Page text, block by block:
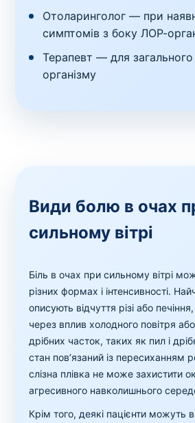
Отоларинголог — при
симптомів з боку ЛОР-
Терапевт — для
організму
Види болю в очах
сильному вітрі
Біль в очах при сильному вітрі
різних формах і інтенсивності.
описують відчуття різі або
через вплив холодного повітря
дрібних часток, таких як пил і
стан пов’язаний із пересиханням
слізна плівка не може захистити
агресивного навколишнього
Крім того, деякі пацієнти можуть